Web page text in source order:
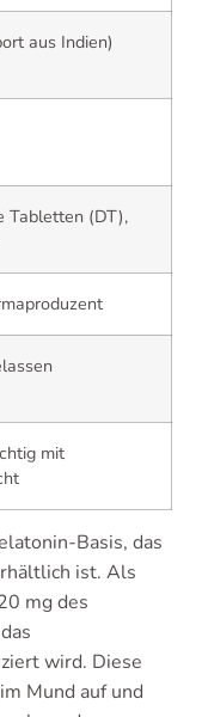
aus Indien)
Tabletten (DT),
mit
Basis, das
ist. Als
mg des
wird. Diese
Mund auf und